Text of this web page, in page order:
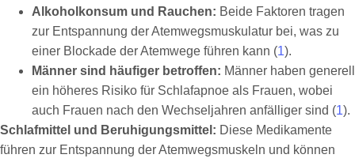
Alkoholkonsum und Rauchen: Beide Faktoren tragen
zur Entspannung der Atemwegsmuskulatur bei, was zu
einer Blockade der Atemwege führen kann (1).
Männer sind häufiger betroffen: Männer haben generell
ein höheres Risiko für Schlafapnoe als Frauen, wobei
auch Frauen nach den Wechseljahren anfälliger sind (1).
Schlafmittel und Beruhigungsmittel: Diese Medikamente
führen zur Entspannung der Atemwegsmuskeln und können